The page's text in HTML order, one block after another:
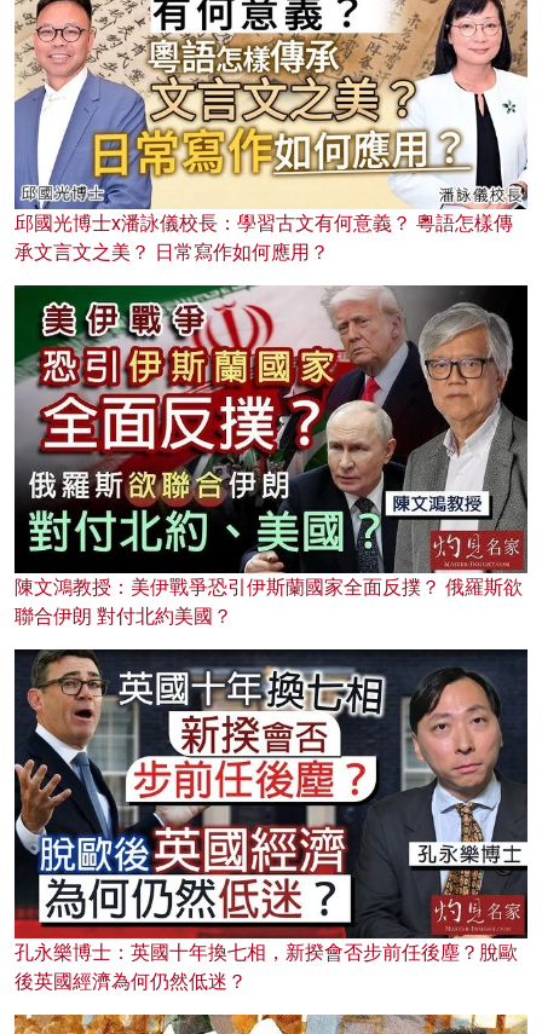
邱國光博士x潘詠儀校長：學習古文有何意義？ 粵語怎樣傳
承文言文之美？ 日常寫作如何應用？
陳文鴻教授：美伊戰爭恐引伊斯蘭國家全面反撲？ 俄羅斯欲
聯合伊朗 對付北約美國？
孔永樂博士：英國十年換七相，新揆會否步前任後塵？脫歐
後英國經濟為何仍然低迷？